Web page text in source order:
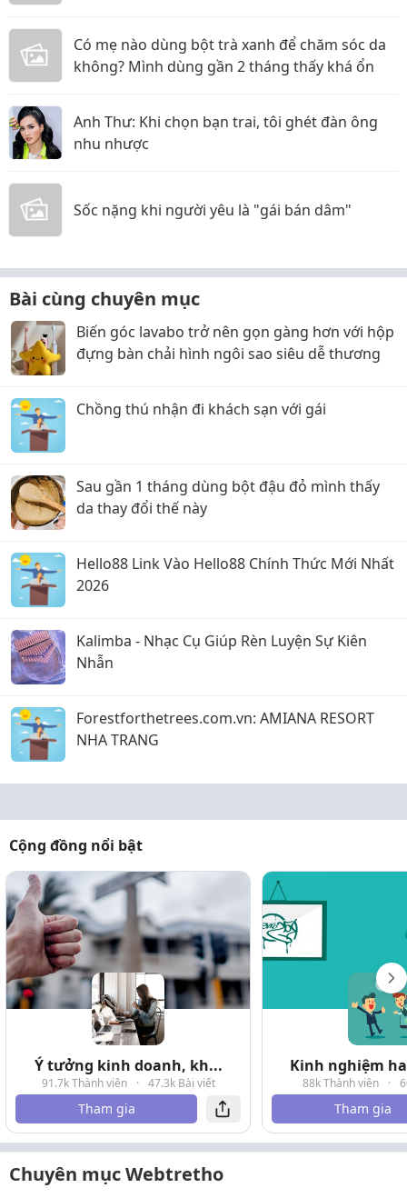
Có mẹ nào dùng bột trà xanh để chăm sóc da
không? Mình dùng gần 2 tháng thấy khá ổn
Anh Thư: Khi chọn bạn trai, tôi ghét đàn ông
nhu nhược
Sốc nặng khi người yêu là "gái bán dâm"
Bài cùng chuyên mục
Biến góc lavabo trở nên gọn gàng hơn với hộp
đựng bàn chải hình ngôi sao siêu dễ thương
Chồng thú nhận đi khách sạn với gái
Sau gần 1 tháng dùng bột đậu đỏ mình thấy
da thay đổi thế này
Hello88 Link Vào Hello88 Chính Thức Mới Nhất
2026
Kalimba - Nhạc Cụ Giúp Rèn Luyện Sự Kiên
Nhẫn
Forestforthetrees.com.vn: AMIANA RESORT
NHA TRANG
Cộng đồng nổi bật
Ý tưởng kinh doanh, kh...
91.7k Thành viên · 47.3k Bài viết
Tham gia
Kinh nghiệm
88k Thành viên ·
Tham gia
Chuyên mục Webtretho